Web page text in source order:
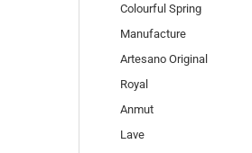
Colourful Spring
Manufacture
Artesano Original
Royal
Anmut
Lave